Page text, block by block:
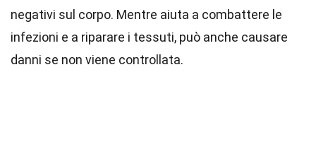
negativi sul corpo. Mentre aiuta a combattere le
infezioni e a riparare i tessuti, può anche causare
danni se non viene controllata.